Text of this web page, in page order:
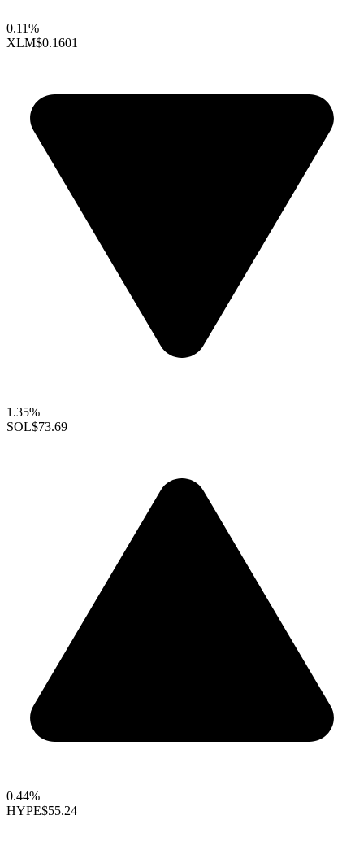
0.11%
XLM$0.1601
1.35%
SOL$73.69
0.44%
HYPE$55.24